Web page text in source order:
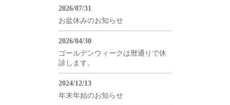
2026/07/31
お盆休みのお知らせ
2026/04/30
ゴールデンウィークは暦通りで休
診します。
2024/12/13
年末年始のお知らせ